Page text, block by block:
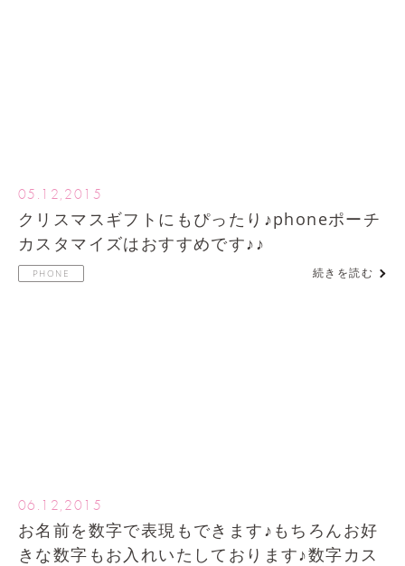
05.12,2015
クリスマスギフトにもぴったり♪phoneポーチ
カスタマイズはおすすめです♪♪
PHONE 続きを読む
06.12,2015
お名前を数字で表現もできます♪もちろんお好
きな数字もお入れいたしております♪数字カス